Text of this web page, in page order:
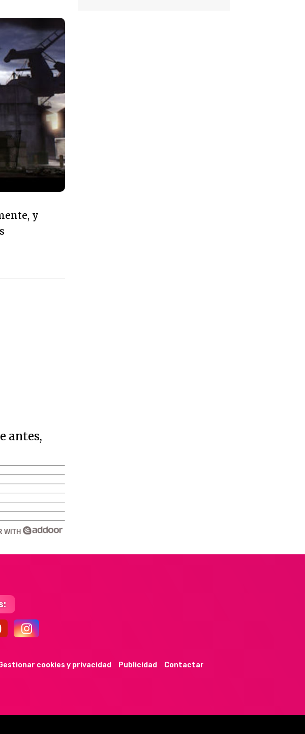
y
antes,
WITH
352
cookies y privacidad Publicidad Contactar